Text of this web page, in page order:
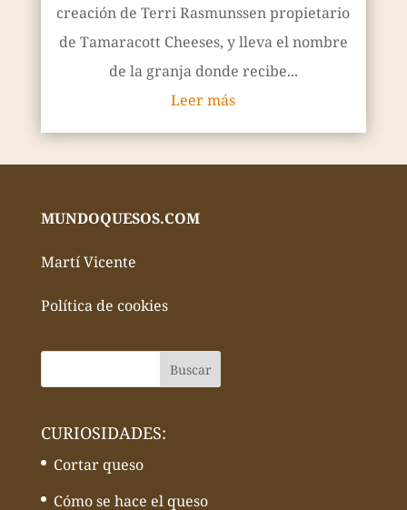
creación de Terri Rasmunssen propietario
de Tamaracott Cheeses, y lleva el nombre
de la granja donde recibe...
Leer más
MUNDOQUESOS.COM
Martí Vicente
Política de cookies
CURIOSIDADES:
Cortar queso
Cómo se hace el queso